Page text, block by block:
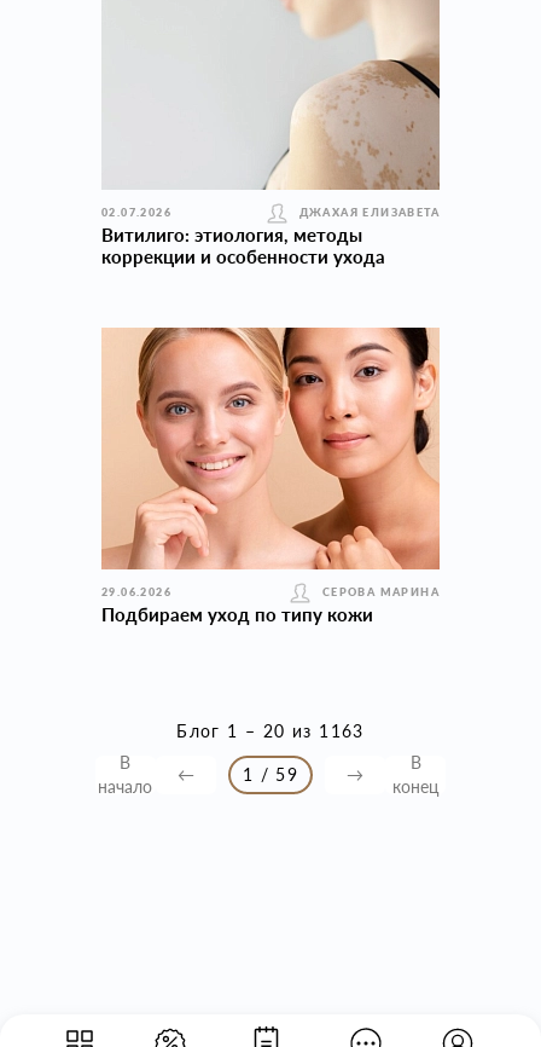
02.07.2026 ДЖАХАЯ ЕЛИЗАВЕТА
Витилиго: этиология, методы
коррекции и особенности ухода
29.06.2026 СЕРОВА МАРИНА
Подбираем уход по типу кожи
Блог 1 – 20 из 1163
В
начало
← 1 / 59 →
В
конец